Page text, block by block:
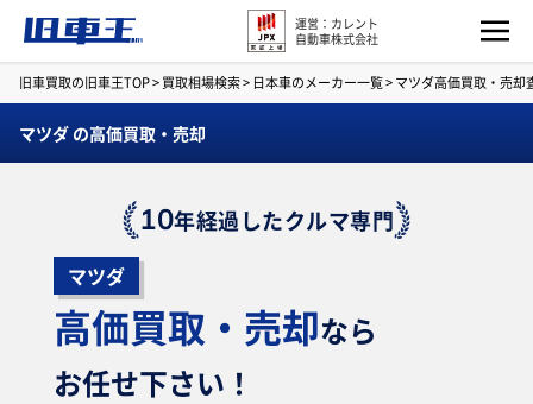
運営：カレント
自動車株式会社
旧車買取の旧車王TOP>買取相場検索> 日本車のメーカー一覧>マツダ高価買取・売却
マツダ の高価買取・売却
10年経過したクルマ専門
マツダ
高価買取・売却なら
お任せ下さい！